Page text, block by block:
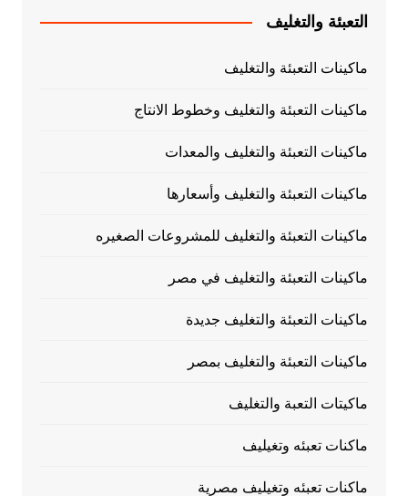
التعبئة والتغليف
ماكينات التعبئة والتغليف
ماكينات التعبئة والتغليف وخطوط الانتاج
ماكينات التعبئة والتغليف والمعدات
ماكينات التعبئة والتغليف وأسعارها
ماكينات التعبئة والتغليف للمشروعات الصغيره
ماكينات التعبئة والتغليف في مصر
ماكينات التعبئة والتغليف جديدة
ماكينات التعبئة والتغليف بمصر
ماكيتات التعبة والتغليف
ماكنات تعبئه وتغيليف
ماكنات تعبئه وتغيليف مصرية